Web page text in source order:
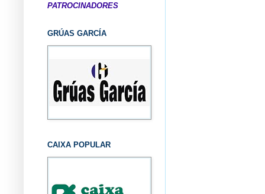
PATROCINADORES
GRÚAS GARCÍA
CAIXA POPULAR